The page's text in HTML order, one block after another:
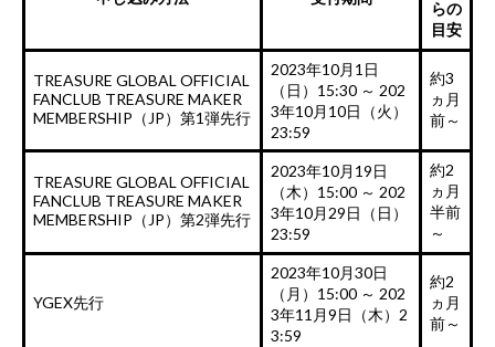
らの
目安
TREASURE GLOBAL OFFICIAL
FANCLUB TREASURE MAKER
MEMBERSHIP（JP）第1弾先行
2023年10月1日
（日）15:30 ～ 202
3年10月10日（火）
23:59
約3
ヵ月
前～
TREASURE GLOBAL OFFICIAL
FANCLUB TREASURE MAKER
MEMBERSHIP（JP）第2弾先行
2023年10月19日
（木）15:00 ～ 202
3年10月29日（日）
23:59
約2
ヵ月
半前
～
YGEX先行
2023年10月30日
（月）15:00 ～ 202
3年11月9日（木）2
3:59
約2
ヵ月
前～